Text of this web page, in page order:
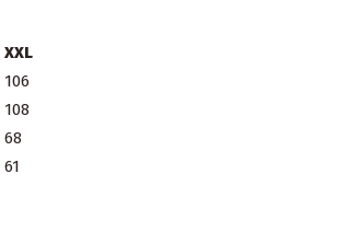
XXL
106
108
68
61